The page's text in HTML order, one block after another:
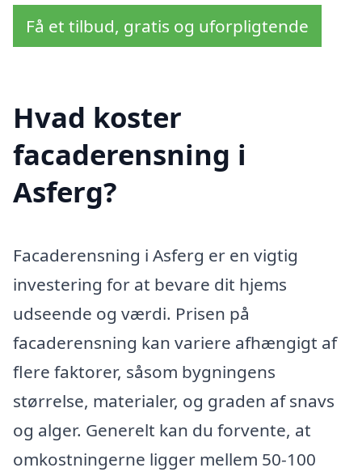
Få et tilbud, gratis og uforpligtende
Hvad koster
facaderensning i
Asferg?
Facaderensning i Asferg er en vigtig
investering for at bevare dit hjems
udseende og værdi. Prisen på
facaderensning kan variere afhængigt af
flere faktorer, såsom bygningens
størrelse, materialer, og graden af snavs
og alger. Generelt kan du forvente, at
omkostningerne ligger mellem 50-100